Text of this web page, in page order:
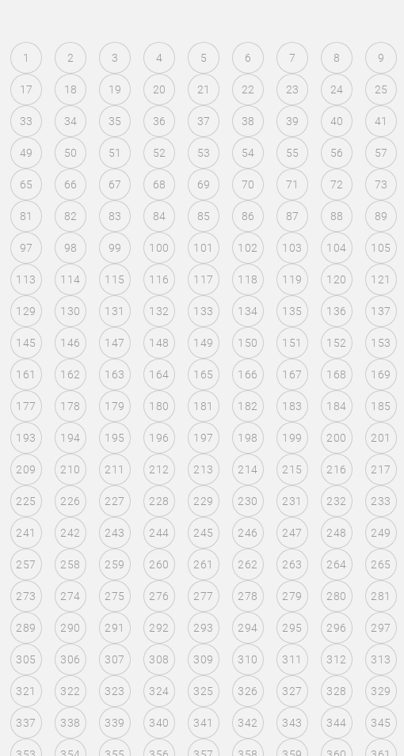
1 2 3 4 5 6 7 8 9
17 18 19 20 21 22 23 24 25
33 34 35 36 37 38 39 40 41
49 50 51 52 53 54 55 56 57
65 66 67 68 69 70 71 72 73
81 82 83 84 85 86 87 88 89
97 98 99 100 101 102 103 104 105
113 114 115 116 117 118 119 120 121
129 130 131 132 133 134 135 136 137
145 146 147 148 149 150 151 152 153
161 162 163 164 165 166 167 168 169
177 178 179 180 181 182 183 184 185
193 194 195 196 197 198 199 200 201
209 210 211 212 213 214 215 216 217
225 226 227 228 229 230 231 232 233
241 242 243 244 245 246 247 248 249
257 258 259 260 261 262 263 264 265
273 274 275 276 277 278 279 280 281
289 290 291 292 293 294 295 296 297
305 306 307 308 309 310 311 312 313
321 322 323 324 325 326 327 328 329
337 338 339 340 341 342 343 344 345